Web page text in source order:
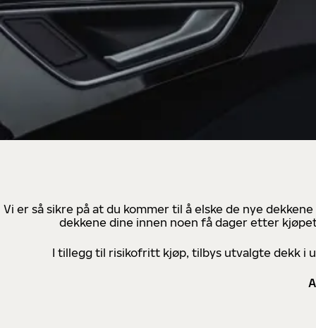
Vi er så sikre på at du kommer til å elske de nye
dekkene dine innen noen få dager etter
I tillegg til risikofritt kjøp, tilbys utvalgte dekk i